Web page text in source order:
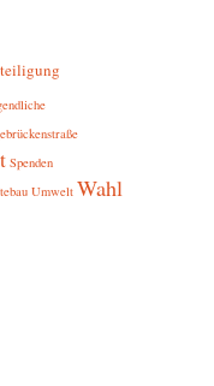
Spenden
Umwelt Wahl